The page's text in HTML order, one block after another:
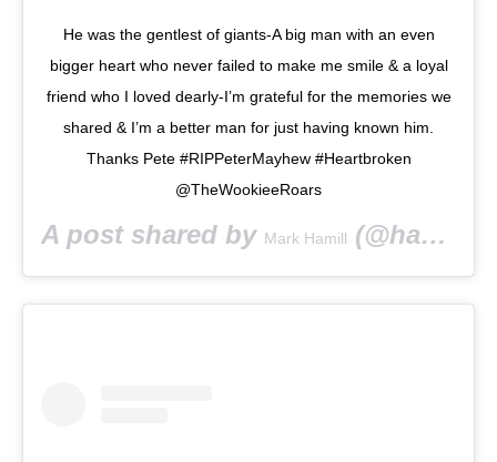
He was the gentlest of giants-A big man with an even
bigger heart who never failed to make me smile & a loyal
friend who I loved dearly-I’m grateful for the memories we
shared & I’m a better man for just having known him.
Thanks Pete #RIPPeterMayhew #Heartbroken
@TheWookieeRoars
A post shared by Mark Hamill (@hamillhimself) on